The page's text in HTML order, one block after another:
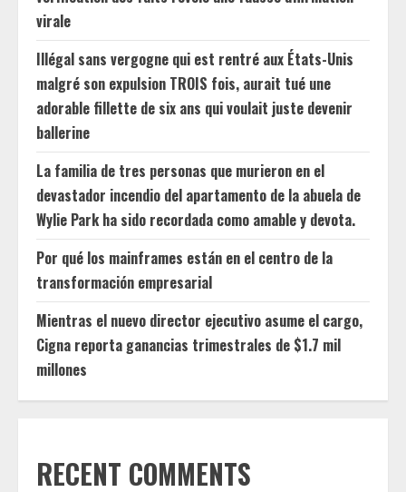
virale
Illégal sans vergogne qui est rentré aux États-Unis
malgré son expulsion TROIS fois, aurait tué une
adorable fillette de six ans qui voulait juste devenir
ballerine
La familia de tres personas que murieron en el
devastador incendio del apartamento de la abuela de
Wylie Park ha sido recordada como amable y devota.
Por qué los mainframes están en el centro de la
transformación empresarial
Mientras el nuevo director ejecutivo asume el cargo,
Cigna reporta ganancias trimestrales de $1.7 mil
millones
RECENT COMMENTS